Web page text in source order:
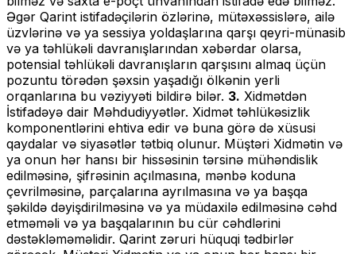
Əgər Qarint istifadəçilərin özlərinə, mütəxəssislərə, ailə
üzvlərinə və ya sessiya yoldaşlarına qarşı qeyri-münasib
və ya təhlükəli davranışlarından xəbərdar olarsa,
potensial təhlükəli davranışların qarşısını almaq üçün
pozuntu törədən şəxsin yaşadığı ölkənin yerli
orqanlarına bu vəziyyəti bildirə bilər. 3. Xidmətdən
İstifadəyə dair Məhdudiyyətlər. Xidmət təhlükəsizlik
komponentlərini ehtiva edir və buna görə də xüsusi
qaydalar və siyasətlər tətbiq olunur. Müştəri Xidmətin və
ya onun hər hansı bir hissəsinin tərsinə mühəndislik
edilməsinə, şifrəsinin açılmasına, mənbə koduna
çevrilməsinə, parçalarına ayrılmasına və ya başqa
şəkildə dəyişdirilməsinə və ya müdaxilə edilməsinə cəhd
etməməli və ya başqalarının bu cür cəhdlərini
dəstəkləməməlidir. Qarint zəruri hüquqi tədbirlər